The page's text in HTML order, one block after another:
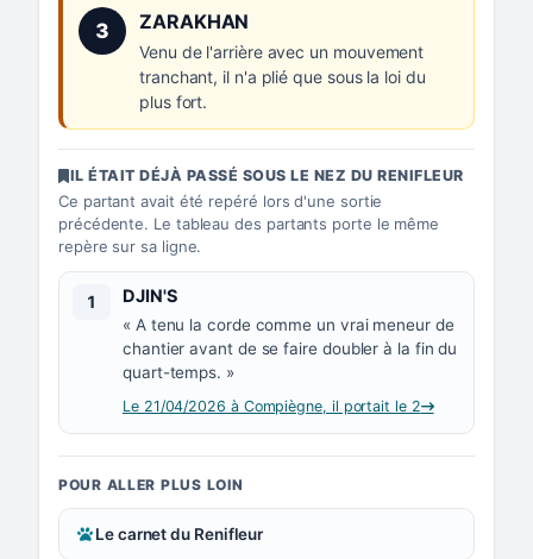
3 Numéro 3 :
ZARAKHAN
Venu de l'arrière avec un mouvement
tranchant, il n'a plié que sous la loi du
plus fort.
IL ÉTAIT DÉJÀ PASSÉ SOUS LE NEZ DU RENIFLEUR
Ce partant avait été repéré lors d'une sortie
précédente. Le tableau des partants porte le même
repère sur sa ligne.
1 Numéro 1 :
DJIN'S
« A tenu la corde comme un vrai meneur de
chantier avant de se faire doubler à la fin du
quart-temps. »
Le 21/04/2026 à Compiègne, il portait le 2
POUR ALLER PLUS LOIN
Le carnet du Renifleur